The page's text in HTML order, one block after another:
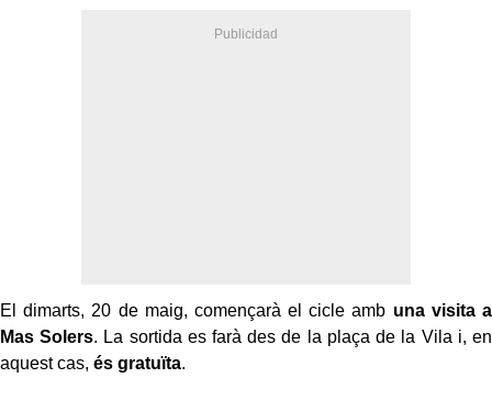
El dimarts, 20 de maig, començarà el cicle amb una visita a
Mas Solers. La sortida es farà des de la plaça de la Vila i, en
aquest cas, és gratuïta.